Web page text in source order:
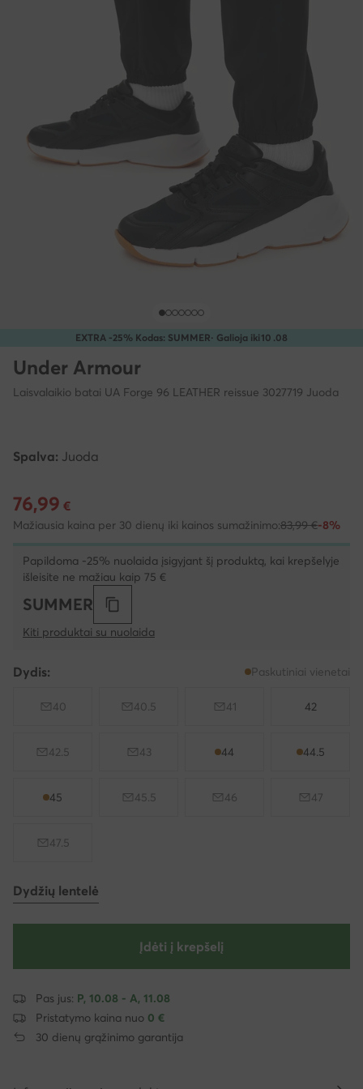
EXTRA -25% Kodas: SUMMER· Galioja iki10 .08
Under Armour
Laisvalaikio batai UA Forge 96 LEATHER reissue 3027719 Juoda
Spalva: Juoda
Dabartinė kaina 76,99 €
76,99 €
Mažiausia kaina per 30 dienų iki kainos sumažinimo:83,99 €-8%
Papildoma -25% nuolaida įsigyjant šį produktą, kai krepšelyje
išleisite ne mažiau kaip 75 €
SUMMER
Kiti produktai su nuolaida
Dydis: Paskutiniai vienetai
40 40.5 41 42
42.5 43 44 44.5
45 45.5 46 47
47.5
Dydžių lentelė
Įdėti į krepšelį
Pas jus: P, 10.08 - A, 11.08
Pristatymo kaina nuo 0 €
30 dienų grąžinimo garantija